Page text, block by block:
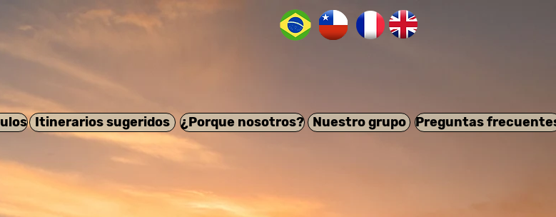
Itinerarios sugeridos ¿Porque nosotros? Nuestro grupo Preguntas